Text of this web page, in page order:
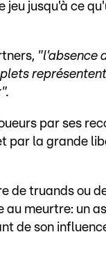
jeu jusqu'à ce
"l'absence
par ses
par la grande
de truands ou
meurtre: un
de son